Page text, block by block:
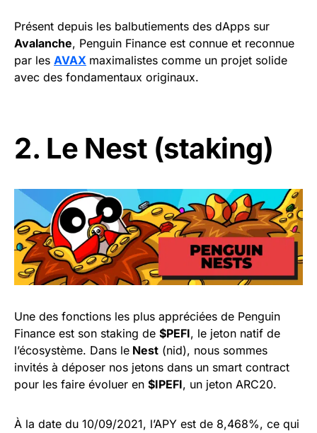
Présent depuis les balbutiements des dApps sur
Avalanche, Penguin Finance est connue et reconnue
par les AVAX maximalistes comme un projet solide
avec des fondamentaux originaux.
2. Le Nest (staking)
Une des fonctions les plus appréciées de Penguin
Finance est son staking de $PEFI, le jeton natif de
l’écosystème. Dans le Nest (nid), nous sommes
invités à déposer nos jetons dans un smart contract
pour les faire évoluer en $IPEFI, un jeton ARC20.
À la date du 10/09/2021, l’APY est de 8,468%, ce qui